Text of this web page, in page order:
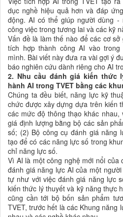
dục nghề hiệu quả hơn và đáp
động. AI có thể giúp người dùng
công việc trong tương lai và các kỹ
Vấn đề là làm thế nào để các cơ
tích hợp thành công AI vào
mình. Bài viết này đưa ra vài gợi ý
báo nghiên cứu dành riêng cho AI
2. Nhu cầu đánh giá kiến thức
hành AI trong TVET bằng các
Chúng ta đều biết, năng lực kỹ
chức được xây dựng dựa trên kiến
các mức độ thông thạo khác
giá định lượng bằng bộ các sản
số; (2) Bộ công cụ đánh giá năng
tạo để có các năng lực số trong
chỉ năng lực số.
Vì AI là một công nghệ mới nổi của
đánh giá năng lực AI của một
tự như với việc đánh giá năng lực
kiến thức lý thuyết và kỹ năng thực
cũng cần tới bộ bốn sản phẩm
TVET, trước hết là các Khung năng